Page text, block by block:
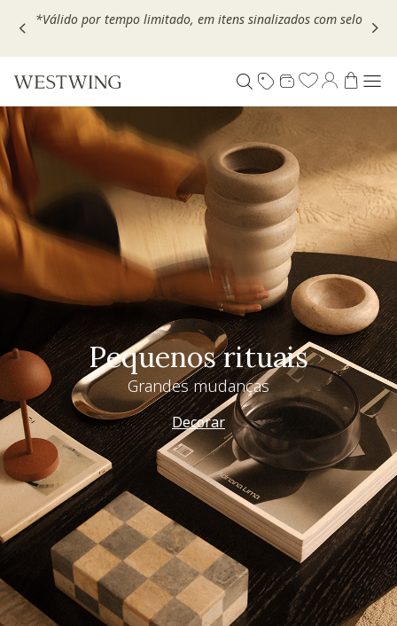
Escolha seu VOUCHER e ganhe até 30% OFF*: useMOVEL30,
Pequenos rituais
Grandes mudanças
Decorar